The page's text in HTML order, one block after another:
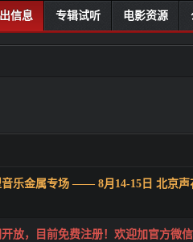
信息 专辑试听 电影资源
音乐金属专场 —— 8月14-15日 北京声
放，目前免费注册！欢迎加官方微信